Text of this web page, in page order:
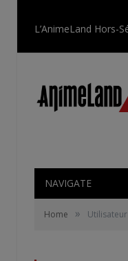
NAVIGATE
Home » Utilisateur